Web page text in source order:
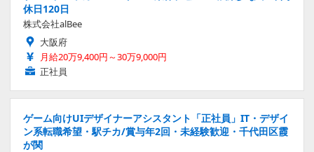
休日120日
株式会社alBee
大阪府
月給20万9,400円～30万9,000円
正社員
ゲーム向けUIデザイナーアシスタント「正社員」IT・デザイ
ン系転職希望・駅チカ/賞与年2回・未経験歓迎・千代田区霞
が関